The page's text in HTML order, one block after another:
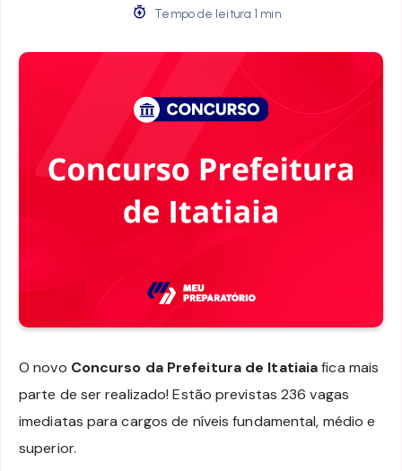
Tempo de leitura: 1 min
O novo Concurso da Prefeitura de Itatiaiafica mais
parte de ser realizado! Estão previstas 236 vagas
imediatas para cargos de níveis fundamental, médio e
superior.